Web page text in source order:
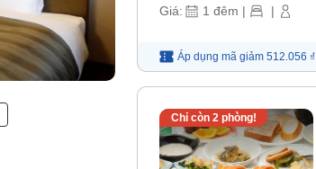
Giá: 1 đêm | |
Áp dụng mã giảm 512.056 ₫
Chỉ còn 2 phòng!